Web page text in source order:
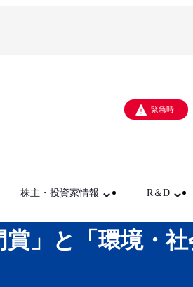
緊急時
株主・投資家情報 R＆D
」と「環境・